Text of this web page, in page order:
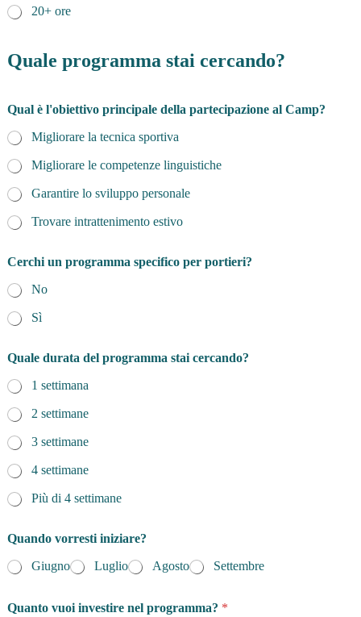
20+ ore
Quale programma stai cercando?
Qual è l'obiettivo principale della partecipazione al Camp?
Migliorare la tecnica sportiva
Migliorare le competenze linguistiche
Garantire lo sviluppo personale
Trovare intrattenimento estivo
Cerchi un programma specifico per portieri?
No
Sì
Quale durata del programma stai cercando?
1 settimana
2 settimane
3 settimane
4 settimane
Più di 4 settimane
Quando vorresti iniziare?
Giugno
Luglio Agosto Settembre
Quanto vuoi investire nel programma? *